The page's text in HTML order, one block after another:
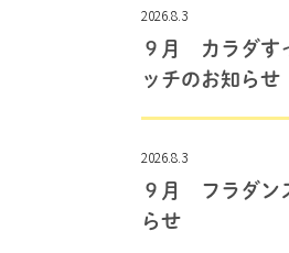
2026.8.3
９月 カラダす
ッチのお知らせ
2026.8.3
９月 フラダン
らせ